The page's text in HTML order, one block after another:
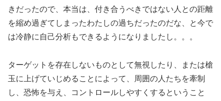
きだったので、本当は、付き合うべきではない人との距離
を縮め過ぎてしまったわたしの過ちだったのだな、と今で
は冷静に自己分析もできるようになりましたし。。。
ターゲットを存在しないものとして無視したり、または槍
玉に上げていじめることによって、周囲の人たちを牽制
し、恐怖を与え、コントロールしやすくするということ